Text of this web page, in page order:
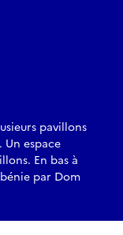
pavillons
espace
En bas à
par Dom